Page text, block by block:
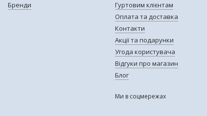
Бренди
Гуртовим клієнтам
Оплата та доставка
Контакти
Акції та подарунки
Угода користувача
Відгуки про магазин
Блог
Ми в соцмережах